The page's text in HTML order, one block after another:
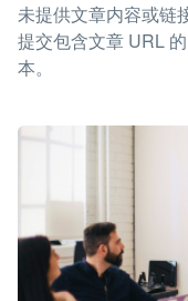
未提供文章内容或链
提交包含文章 URL
本。